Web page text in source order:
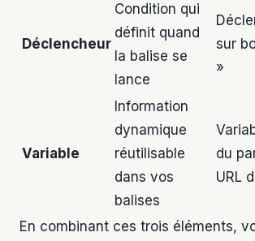
Déclencheur
Condition qui
définit quand
la balise se
lance
sur
»
Variable
Information
dynamique
réutilisable
dans vos
balises
du
URL
En combinant ces trois éléments,